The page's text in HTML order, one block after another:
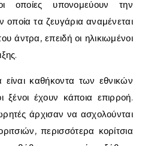
οποίες υπονομεύουν την
τα ζευγάρια αναμένεται
άντρα, επειδή οι ηλικιωμένοι
καθήκοντα των εθνικών
έχουν κάποια επιρροή.
άρχισαν να ασχολούνται
περισσότερα κορίτσια